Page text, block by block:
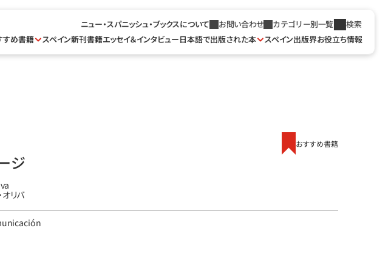
ニュー・スパニッシュ・ブックスについて お問い合わせ カテゴリー別一覧
検索
すめ書籍
スペイン新刊書籍エッセイ＆インタビュー日本語で出版された本 スペイン出版界お役立ち情報
おすすめ書籍
ジ
リバ